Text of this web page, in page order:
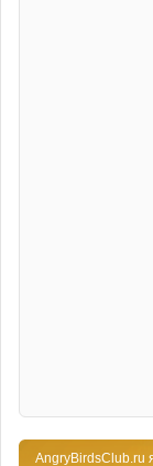
AngryBirdsClub.ru